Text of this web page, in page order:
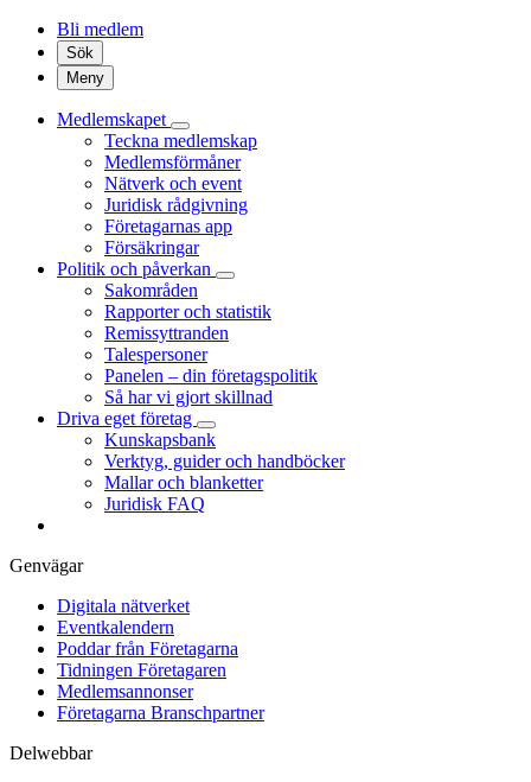
Bli medlem
Sök
Meny
Medlemskapet
Teckna medlemskap
Medlemsförmåner
Nätverk och event
Juridisk rådgivning
Företagarnas app
Försäkringar
Politik och påverkan
Sakområden
Rapporter och statistik
Remissyttranden
Talespersoner
Panelen – din företagspolitik
Så har vi gjort skillnad
Driva eget företag
Kunskapsbank
Verktyg, guider och handböcker
Mallar och blanketter
Juridisk FAQ
Genvägar
Digitala nätverket
Eventkalendern
Poddar från Företagarna
Tidningen Företagaren
Medlemsannonser
Företagarna Branschpartner
Delwebbar